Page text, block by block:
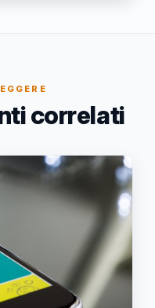
correlati